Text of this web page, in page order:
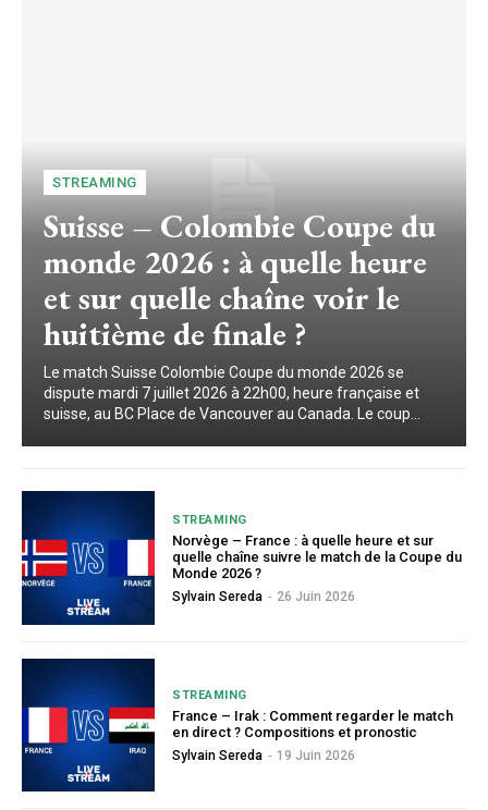
STREAMING
Suisse – Colombie Coupe du
monde 2026 : à quelle heure
et sur quelle chaîne voir le
huitième de finale ?
Le match Suisse Colombie Coupe du monde 2026 se
dispute mardi 7 juillet 2026 à 22h00, heure française et
suisse, au BC Place de Vancouver au Canada. Le coup...
STREAMING
Norvège – France : à quelle heure et sur
quelle chaîne suivre le match de la Coupe du
Monde 2026 ?
Sylvain Sereda - 26 Juin 2026
STREAMING
France – Irak : Comment regarder le match
en direct ? Compositions et pronostic
Sylvain Sereda - 19 Juin 2026